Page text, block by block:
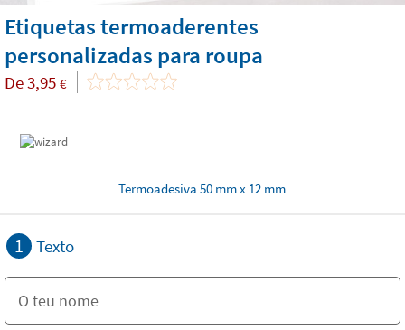
Etiquetas termoaderentes
personalizadas para roupa
De3,95 €
Termoadesiva 50 mm x 12 mm
1 Texto